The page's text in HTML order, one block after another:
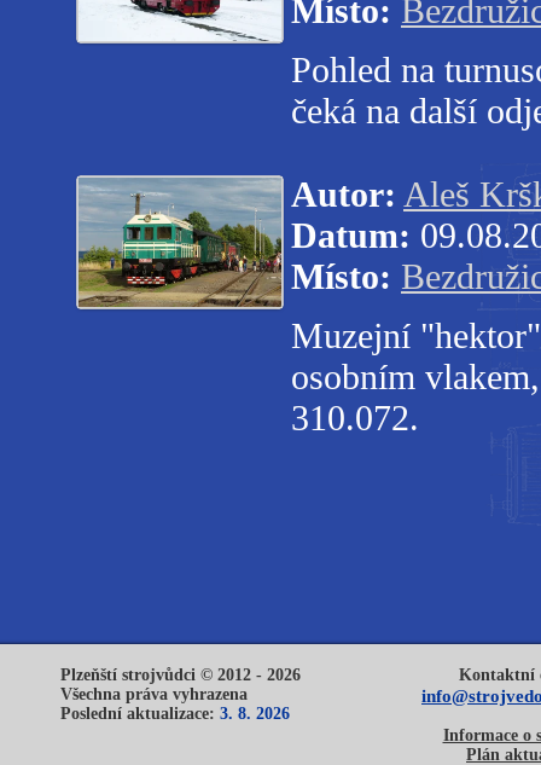
Místo:
Pohled na
čeká na další
Autor: Aleš
Datum:
Místo:
Muzejní
osobním
310.072.
Plzeňští strojvůdci © 2012 - 2026
Všechna práva vyhrazena
Poslední aktualizace: 3. 8. 2026
Kontaktní
Informace o
Plán